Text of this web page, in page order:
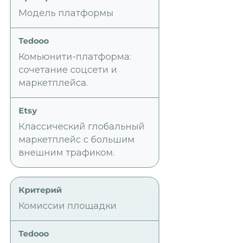
Модель платформы
Комьюнити-платформа:
сочетание соцсети и
маркетплейса.
Классический глобальный
маркетплейс с большим
внешним трафиком.
Комиссии площадки